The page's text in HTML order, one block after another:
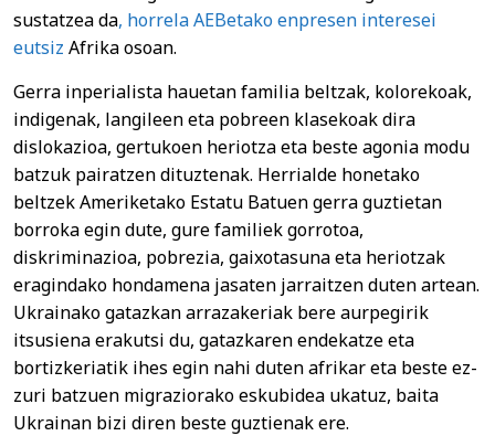
sustatzea da, horrela AEBetako enpresen interesei
eutsiz Afrika osoan.
Gerra inperialista hauetan familia beltzak, kolorekoak,
indigenak, langileen eta pobreen klasekoak dira
dislokazioa, gertukoen heriotza eta beste agonia modu
batzuk pairatzen dituztenak. Herrialde honetako
beltzek Ameriketako Estatu Batuen gerra guztietan
borroka egin dute, gure familiek gorrotoa,
diskriminazioa, pobrezia, gaixotasuna eta heriotzak
eragindako hondamena jasaten jarraitzen duten artean.
Ukrainako gatazkan arrazakeriak bere aurpegirik
itsusiena erakutsi du, gatazkaren endekatze eta
bortizkeriatik ihes egin nahi duten afrikar eta beste ez-
zuri batzuen migraziorako eskubidea ukatuz, baita
Ukrainan bizi diren beste guztienak ere.